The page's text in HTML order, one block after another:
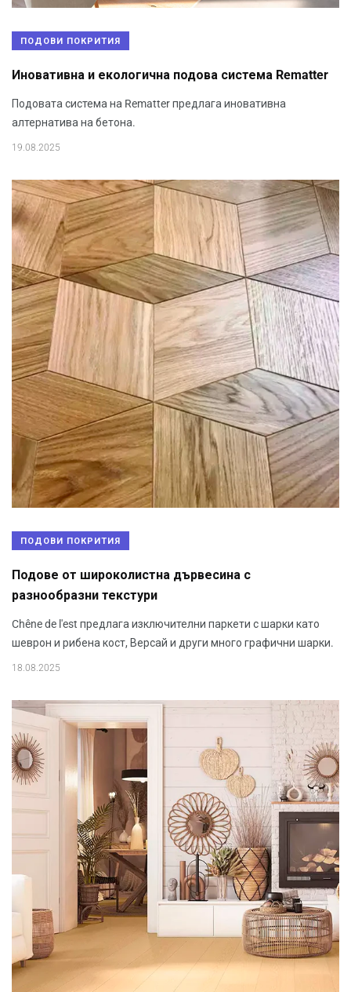
ПОДОВИ ПОКРИТИЯ
Иновативна и екологична подова система Rematter
Подовата система на Rematter предлага иновативна
алтернатива на бетона.
19.08.2025
ПОДОВИ ПОКРИТИЯ
Подове от широколистна дървесина с
разнообразни текстури
Chêne de l'est предлага изключителни паркети с шарки като
шеврон и рибена кост, Версай и други много графични шарки.
18.08.2025